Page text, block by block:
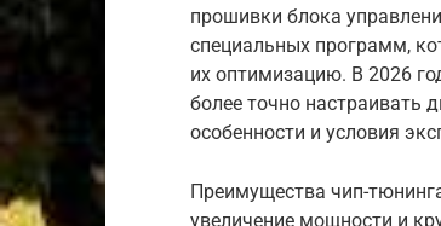
прошивки блока
специальных программ,
их оптимизацию. В 2026
более точно настраивать
особенности и условия
Преимущества чип-
увеличение мощности и